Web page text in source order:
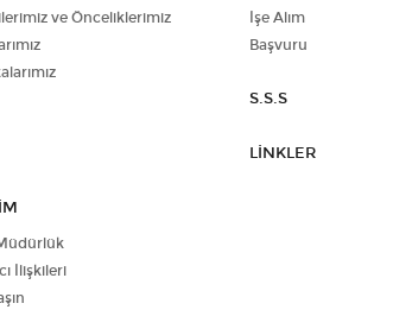
ve Önceliklerimiz
İşe Alım
Başvuru
S.S.S
LİNKLER
İlişkileri